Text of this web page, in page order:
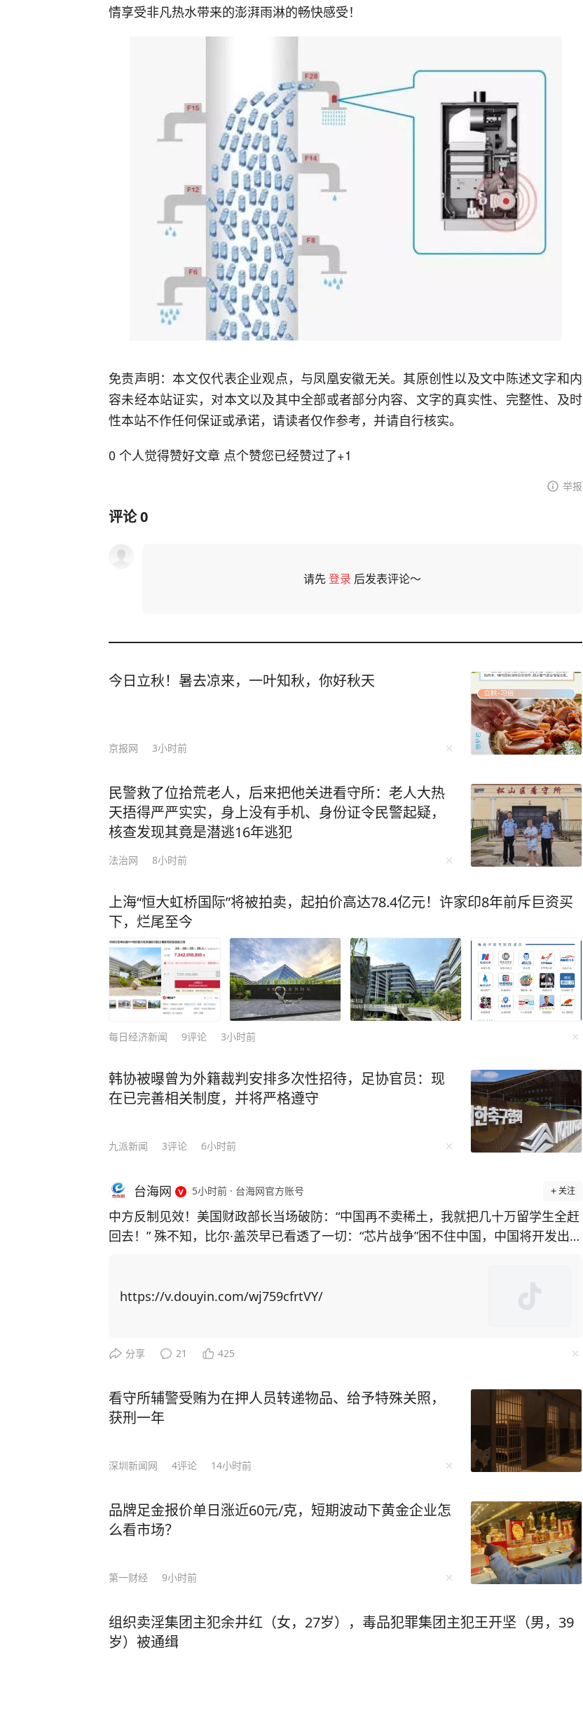
情享受非凡热水带来的澎湃雨淋的畅快感受！
免责声明：本文仅代表企业观点，与凤凰安徽无关。其原创性以及文中陈述文字和内
容未经本站证实，对本文以及其中全部或者部分内容、文字的真实性、完整性、及时
性本站不作任何保证或承诺，请读者仅作参考，并请自行核实。
0 个人觉得赞好文章 点个赞您已经赞过了+1
举报
评论0
请先登录 后发表评论～
今日立秋！暑去凉来，一叶知秋，你好秋天
京报网 3小时前
民警救了位拾荒老人，后来把他关进看守所：老人大热
天捂得严严实实，身上没有手机、身份证令民警起疑，
核查发现其竟是潜逃16年逃犯
法治网 8小时前
上海“恒大虹桥国际”将被拍卖，起拍价高达78.4亿元！许家印8年前斥巨资买
下，烂尾至今
每日经济新闻 9评论 3小时前
韩协被曝曾为外籍裁判安排多次性招待，足协官员：现
在已完善相关制度，并将严格遵守
九派新闻 3评论 6小时前
台海网 5小时前 · 台海网官方账号 关注
中方反制见效！美国财政部长当场破防：“中国再不卖稀土，我就把几十万留学生全赶
回去！” 殊不知，比尔·盖茨早已看透了一切：“芯片战争”困不住中国，中国将开发出自
博弈找筹码，居然把矛头指向了中国留学生身上！ 美国以中国留学生为筹码，施压中
更加激发中国的爆发力！ 举例，CNN主持人曾询问科技禁令是否 “以一种奇怪的方式
方面全速前进。” 面对美国芯片封锁，中国3年实现半导体设备国产化率从12%跃至3
5%；稀土加工产能占全球90%，一纸出口管制便让F-35战机生产线告急。而“一带一
压：中国无人机成本只有美国的1%，珠海航展上展示的无人机航母、机器狗作战群，
让美军司令直呼“没法比”。 而我国如今之所以有这样的底气，就是因为有人才的支
首位。 当然，授人以鱼不如授人以渔。除了技术人才，还有一种更可贵的“文化战
士”。比如李柘远——用自己的方式，为国家未来培养更多的“芯片大脑”。 李柘远成长
于一个特殊的家庭环境，自幼父母离异，成绩没人管也一塌糊涂。好在外公的悉心教
导下，李柘远改变以前死记硬背的方法，重新对知识点进行梳理、总结，更关键的
等，把高中三年的知识点牢牢记住。 还有初高中时，李柘远应用“五大记忆法”，让学
习事半功倍： 李柘远在中学背诵《水调歌头》和《相见欢》时，就配合听以这两首词
https://v.douyin.com/wj759cfrtVY/
分享 21 425
看守所辅警受贿为在押人员转递物品、给予特殊关照，
获刑一年
深圳新闻网 4评论 14小时前
品牌足金报价单日涨近60元/克，短期波动下黄金企业怎
么看市场？
第一财经 9小时前
组织卖淫集团主犯余井红（女，27岁），毒品犯罪集团主犯王开坚（男，39
岁）被通缉